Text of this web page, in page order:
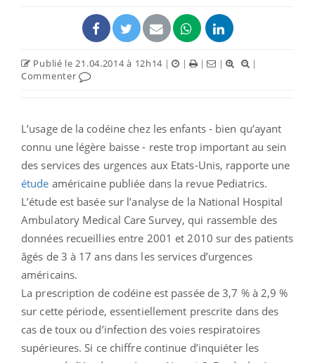
Publié le 21.04.2014 à 12h14 | | | |
|
Commenter
L’usage de la codéine chez les enfants - bien qu’ayant
connu une légère baisse - reste trop important au sein
des services des urgences aux Etats-Unis, rapporte une
étude américaine publiée dans la revue Pediatrics.
L’étude est basée sur l’analyse de la National Hospital
Ambulatory Medical Care Survey, qui rassemble des
données recueillies entre 2001 et 2010 sur des patients
âgés de 3 à 17 ans dans les services d’urgences
américains.
La prescription de codéine est passée de 3,7 % à 2,9 %
sur cette période, essentiellement prescrite dans des
cas de toux ou d’infection des voies respiratoires
supérieures. Si ce chiffre continue d’inquiéter les